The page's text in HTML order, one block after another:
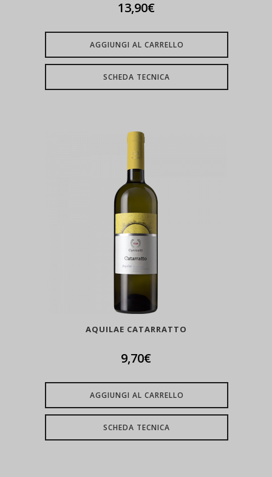
13,90€
AGGIUNGI AL CARRELLO
SCHEDA TECNICA
AQUILAE CATARRATTO
9,70€
AGGIUNGI AL CARRELLO
SCHEDA TECNICA